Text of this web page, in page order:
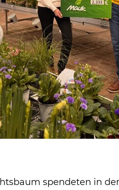
spendeten in
anzeigen
that make external
anzeigen
Statistik